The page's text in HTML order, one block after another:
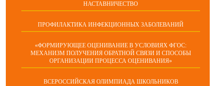
НАСТАВНИЧЕСТВО
ПРОФИЛАКТИКА ИНФЕКЦИОННЫХ ЗАБОЛЕВАНИЙ
«ФОРМИРУЮЩЕЕ ОЦЕНИВАНИЕ В УСЛОВИЯХ ФГОС:
МЕХАНИЗМ ПОЛУЧЕНИЯ ОБРАТНОЙ СВЯЗИ И СПОСОБЫ
ОРГАНИЗАЦИИ ПРОЦЕССА ОЦЕНИВАНИЯ»
ВСЕРОССИЙСКАЯ ОЛИМПИАДА ШКОЛЬНИКОВ